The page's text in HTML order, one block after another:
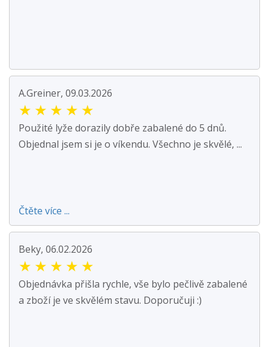
A.Greiner, 09.03.2026
★ ★ ★ ★ ★
Použité lyže dorazily dobře zabalené do 5 dnů.
Objednal jsem si je o víkendu. Všechno je skvělé, ...
Čtěte více ...
Beky, 06.02.2026
★ ★ ★ ★ ★
Objednávka přišla rychle, vše bylo pečlivě zabalené
a zboží je ve skvělém stavu. Doporučuji :)